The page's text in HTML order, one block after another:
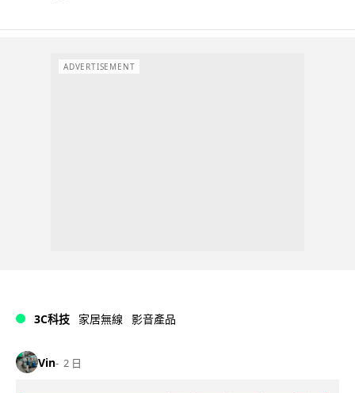
ADVERTISEMENT
3C科技 家居無線 影音產品
Vin 2 日